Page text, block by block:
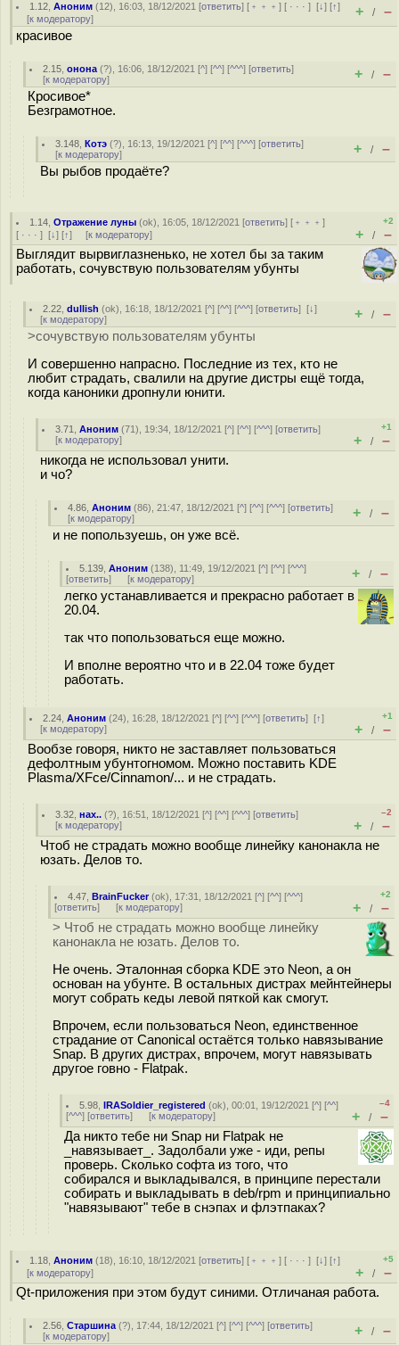
1.12 ,Аноним (12), 16:03, 18/12/2021 [ответить] [ ﹢﹢﹢] [ · · ·][↓] [↑]
[к модератору] + / –
красивое
2.15 ,онона (?), 16:06, 18/12/2021 [^] [^^] [^^^] [ответить]
[к модератору] + / –
Кросивое*
Безграмотное.
3.148 ,Котэ (?), 16:13, 19/12/2021 [^] [^^] [^^^] [ответить]
[к модератору] + / –
Вы рыбов продаёте?
1.14 ,Отражение луны (ok), 16:05, 18/12/2021 [ответить] [ ﹢﹢﹢]
[ · · · ] [↓] [↑] [к модератору]
+2
+ / –
Выглядит вырвиглазненько, не хотел бы за таким
работать, сочувствую пользователям убунты
2.22 ,dullish (ok), 16:18, 18/12/2021 [^] [^^] [^^^] [ответить][↓]
[к модератору] + / –
>сочувствую пользователям убунты
И совершенно напрасно. Последние из тех, кто не
любит страдать, свалили на другие дистры ещё тогда,
когда каноники дропнули юнити.
3.71 ,Аноним (71), 19:34, 18/12/2021 [^] [^^] [^^^] [ответить]
[к модератору]
+1
+ / –
никогда не использовал унити.
и чо?
4.86 ,Аноним (86), 21:47, 18/12/2021 [^] [^^] [^^^] [ответить]
[к модератору] + / –
и не попользуешь, он уже всё.
5.139 ,Аноним (138), 11:49, 19/12/2021 [^] [^^] [^^^]
[ответить] [к модератору] + / –
легко устанавливается и прекрасно работает в
20.04.
так что попользоваться еще можно.
И вполне вероятно что и в 22.04 тоже будет
работать.
2.24 ,Аноним (24), 16:28, 18/12/2021 [^] [^^] [^^^] [ответить][↑]
[к модератору]
+1
+ / –
Вообзе говоря, никто не заставляет пользоваться
дефолтным убунтогномом. Можно поставить KDE
Plasma/XFce/Cinnamon/... и не страдать.
3.32 ,нах.. (?), 16:51, 18/12/2021 [^] [^^] [^^^] [ответить]
[к модератору]
–2
+ / –
Чтоб не страдать можно вообще линейку канонакла не
юзать. Делов то.
4.47 ,BrainFucker(ok), 17:31, 18/12/2021 [^] [^^] [^^^]
[ответить] [к модератору]
+2
+ / –
> Чтоб не страдать можно вообще линейку
канонакла не юзать. Делов то.
Не очень. Эталонная сборка KDE это Neon, а он
основан на убунте. В остальных дистрах мейнтейнеры
могут собрать кеды левой пяткой как смогут.
Впрочем, если пользоваться Neon, единственное
страдание от Canonical остаётся только навязывание
Snap. В других дистрах, впрочем, могут навязывать
другое гoвнo - Flatpak.
5.98 ,IRASoldier_registered (ok), 00:01, 19/12/2021 [^] [^^]
[^^^] [ответить] [к модератору]
–4
+ / –
Да никто тебе ни Snap ни Flatpak не
_навязывает_. Задолбали уже - иди, репы
проверь. Сколько софта из того, что
собирался и выкладывался, в принципе перестали
собирать и выкладывать в deb/rpm и принципиально
"навязывают" тебе в снэпах и флэтпаках?
1.18 ,Аноним (18), 16:10, 18/12/2021 [ответить] [ ﹢﹢﹢] [ · · ·][↓] [↑]
[к модератору]
+5
+ / –
Qt-приложения при этом будут синими. Отличаная работа.
2.56 ,Старшина (?), 17:44, 18/12/2021 [^] [^^] [^^^] [ответить]
[к модератору] + / –